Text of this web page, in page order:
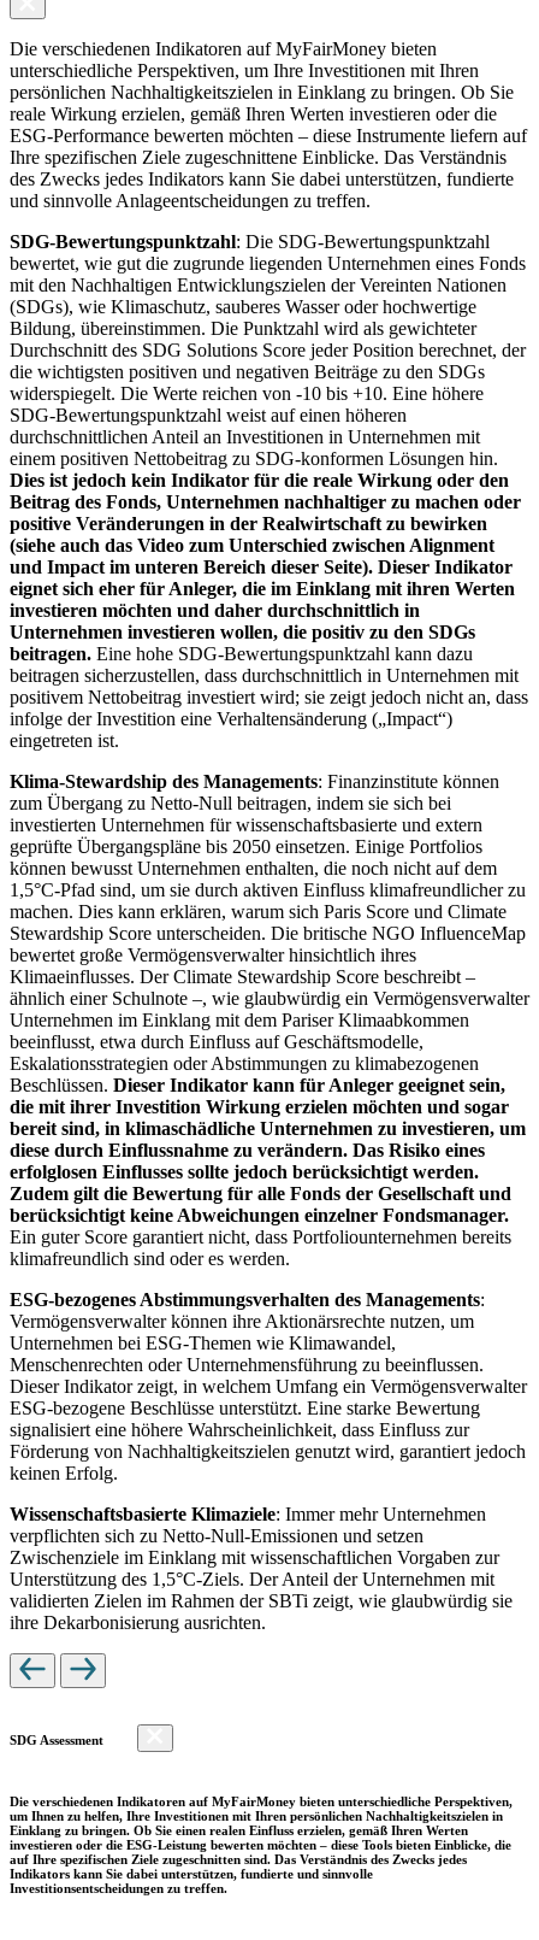
Die verschiedenen Indikatoren auf MyFairMoney bieten
unterschiedliche Perspektiven, um Ihre Investitionen mit Ihren
persönlichen Nachhaltigkeitszielen in Einklang zu bringen. Ob Sie
reale Wirkung erzielen, gemäß Ihren Werten investieren oder die
ESG-Performance bewerten möchten – diese Instrumente liefern auf
Ihre spezifischen Ziele zugeschnittene Einblicke. Das Verständnis
des Zwecks jedes Indikators kann Sie dabei unterstützen, fundierte
und sinnvolle Anlageentscheidungen zu treffen.
SDG-Bewertungspunktzahl: Die SDG-Bewertungspunktzahl
bewertet, wie gut die zugrunde liegenden Unternehmen eines Fonds
mit den Nachhaltigen Entwicklungszielen der Vereinten Nationen
(SDGs), wie Klimaschutz, sauberes Wasser oder hochwertige
Bildung, übereinstimmen. Die Punktzahl wird als gewichteter
Durchschnitt des SDG Solutions Score jeder Position berechnet, der
die wichtigsten positiven und negativen Beiträge zu den SDGs
widerspiegelt. Die Werte reichen von -10 bis +10. Eine höhere
SDG-Bewertungspunktzahl weist auf einen höheren
durchschnittlichen Anteil an Investitionen in Unternehmen mit
einem positiven Nettobeitrag zu SDG-konformen Lösungen hin.
Dies ist jedoch kein Indikator für die reale Wirkung oder den
Beitrag des Fonds, Unternehmen nachhaltiger zu machen oder
positive Veränderungen in der Realwirtschaft zu bewirken
(siehe auch das Video zum Unterschied zwischen Alignment
und Impact im unteren Bereich dieser Seite). Dieser Indikator
eignet sich eher für Anleger, die im Einklang mit ihren Werten
investieren möchten und daher durchschnittlich in
Unternehmen investieren wollen, die positiv zu den SDGs
beitragen. Eine hohe SDG-Bewertungspunktzahl kann dazu
beitragen sicherzustellen, dass durchschnittlich in Unternehmen mit
positivem Nettobeitrag investiert wird; sie zeigt jedoch nicht an, dass
infolge der Investition eine Verhaltensänderung („Impact“)
eingetreten ist.
Klima-Stewardship des Managements: Finanzinstitute können
zum Übergang zu Netto-Null beitragen, indem sie sich bei
investierten Unternehmen für wissenschaftsbasierte und extern
geprüfte Übergangspläne bis 2050 einsetzen. Einige Portfolios
können bewusst Unternehmen enthalten, die noch nicht auf dem
1,5°C-Pfad sind, um sie durch aktiven Einfluss klimafreundlicher zu
machen. Dies kann erklären, warum sich Paris Score und Climate
Stewardship Score unterscheiden. Die britische NGO InfluenceMap
bewertet große Vermögensverwalter hinsichtlich ihres
Klimaeinflusses. Der Climate Stewardship Score beschreibt –
ähnlich einer Schulnote –, wie glaubwürdig ein Vermögensverwalter
Unternehmen im Einklang mit dem Pariser Klimaabkommen
beeinflusst, etwa durch Einfluss auf Geschäftsmodelle,
Eskalationsstrategien oder Abstimmungen zu klimabezogenen
Beschlüssen. Dieser Indikator kann für Anleger geeignet sein,
die mit ihrer Investition Wirkung erzielen möchten und sogar
bereit sind, in klimaschädliche Unternehmen zu investieren, um
diese durch Einflussnahme zu verändern. Das Risiko eines
erfolglosen Einflusses sollte jedoch berücksichtigt werden.
Zudem gilt die Bewertung für alle Fonds der Gesellschaft und
berücksichtigt keine Abweichungen einzelner Fondsmanager.
Ein guter Score garantiert nicht, dass Portfoliounternehmen bereits
klimafreundlich sind oder es werden.
ESG-bezogenes Abstimmungsverhalten des Managements:
Vermögensverwalter können ihre Aktionärsrechte nutzen, um
Unternehmen bei ESG-Themen wie Klimawandel,
Menschenrechten oder Unternehmensführung zu beeinflussen.
Dieser Indikator zeigt, in welchem Umfang ein Vermögensverwalter
ESG-bezogene Beschlüsse unterstützt. Eine starke Bewertung
signalisiert eine höhere Wahrscheinlichkeit, dass Einfluss zur
Förderung von Nachhaltigkeitszielen genutzt wird, garantiert jedoch
keinen Erfolg.
Wissenschaftsbasierte Klimaziele: Immer mehr Unternehmen
verpflichten sich zu Netto-Null-Emissionen und setzen
Zwischenziele im Einklang mit wissenschaftlichen Vorgaben zur
Unterstützung des 1,5°C-Ziels. Der Anteil der Unternehmen mit
validierten Zielen im Rahmen der SBTi zeigt, wie glaubwürdig sie
ihre Dekarbonisierung ausrichten.
SDG Assessment
Die verschiedenen Indikatoren auf MyFairMoney bieten unterschiedliche Perspektiven,
um Ihnen zu helfen, Ihre Investitionen mit Ihren persönlichen Nachhaltigkeitszielen in
Einklang zu bringen. Ob Sie einen realen Einfluss erzielen, gemäß Ihren Werten
investieren oder die ESG-Leistung bewerten möchten – diese Tools bieten Einblicke, die
auf Ihre spezifischen Ziele zugeschnitten sind. Das Verständnis des Zwecks jedes
Indikators kann Sie dabei unterstützen, fundierte und sinnvolle
Investitionsentscheidungen zu treffen.